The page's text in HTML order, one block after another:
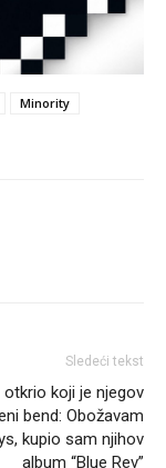
Minority
Sledeći tekst
otkrio koji je njegov
bend: Obožavam
kupio sam njihov
album “Blue Rev”